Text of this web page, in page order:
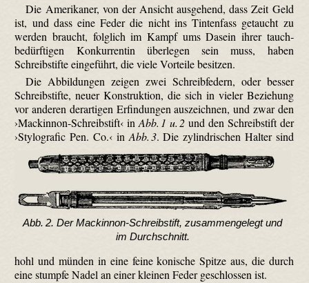
Die Amerikaner, von der Ansicht ausgehend, dass Zeit Geld
ist, und dass eine Feder die nicht ins Tintenfass getaucht zu
werden braucht, folglich im Kampf ums Dasein ihrer tauch­
bedürftigen Konkurrentin überlegen sein muss, haben
Schreibstifte eingeführt, die viele Vorteile besitzen.
Die Abbildungen zeigen zwei Schreibfedern, oder besser
Schreibstifte, neuer Konstruktion, die sich in vieler Beziehung
vor anderen derartigen Erfindungen auszeichnen, und zwar den
›Mackinnon-Schreib­stift‹ inAbb. 1 u. 2 und den Schreibstift der
›Stylografic Pen. Co.‹ in Abb. 3.
Abb. 2. Der Mackinnon-Schreibstift, zusammengelegt und
im Durchschnitt.
Die zylindrischen Halter sind
hohl und münden in eine feine konische Spitze aus, die durch
eine stumpfe Nadel an einer kleinen Feder geschlossen ist.